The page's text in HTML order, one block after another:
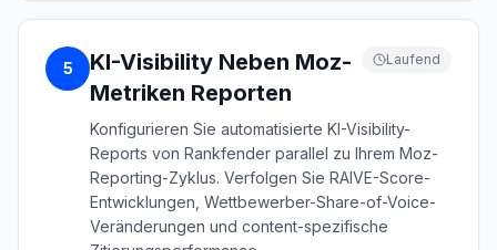
5
KI-Visibility Neben Moz-
Metriken Reporten
Laufend
Konfigurieren Sie automatisierte KI-Visibility-
Reports von Rankfender parallel zu Ihrem Moz-
Reporting-Zyklus. Verfolgen Sie RAIVE-Score-
Entwicklungen, Wettbewerber-Share-of-Voice-
Veränderungen und content-spezifische